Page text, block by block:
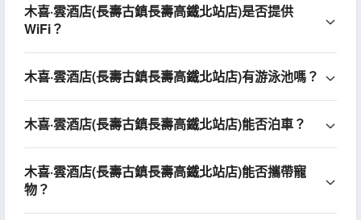
木喜·雲酒店(長壽古鎮長壽高鐵北站店)是否提供
WiFi？
木喜·雲酒店(長壽古鎮長壽高鐵北站店)有游泳池嗎？
木喜·雲酒店(長壽古鎮長壽高鐵北站店)能否泊車？
木喜·雲酒店(長壽古鎮長壽高鐵北站店)能否攜帶寵
物？